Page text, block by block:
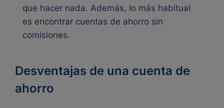
que hacer nada. Además, lo más habitual
es encontrar cuentas de ahorro sin
comisiones.
Desventajas de una cuenta de
ahorro